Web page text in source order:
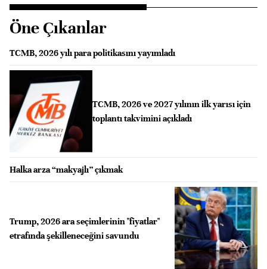
Öne Çıkanlar
TCMB, 2026 yılı para politikasını yayımladı
TCMB, 2026 ve 2027 yılının ilk yarısı için
toplantı takvimini açıkladı
Halka arza “makyajlı” çıkmak
Trump, 2026 ara seçimlerinin "fiyatlar"
etrafında şekilleneceğini savundu